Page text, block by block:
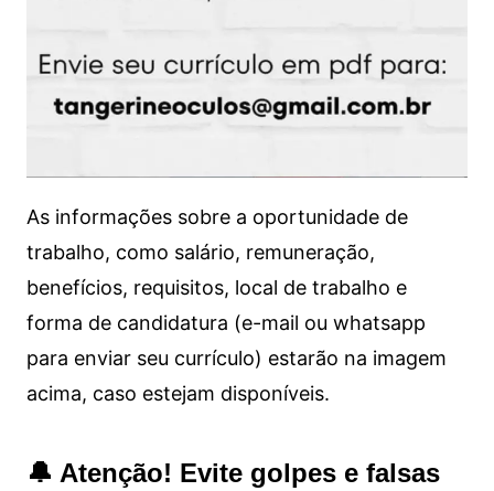
As informações sobre a oportunidade de
trabalho, como salário, remuneração,
benefícios, requisitos, local de trabalho e
forma de candidatura (e-mail ou whatsapp
para enviar seu currículo) estarão na imagem
acima, caso estejam disponíveis.
🔔 Atenção! Evite golpes e falsas